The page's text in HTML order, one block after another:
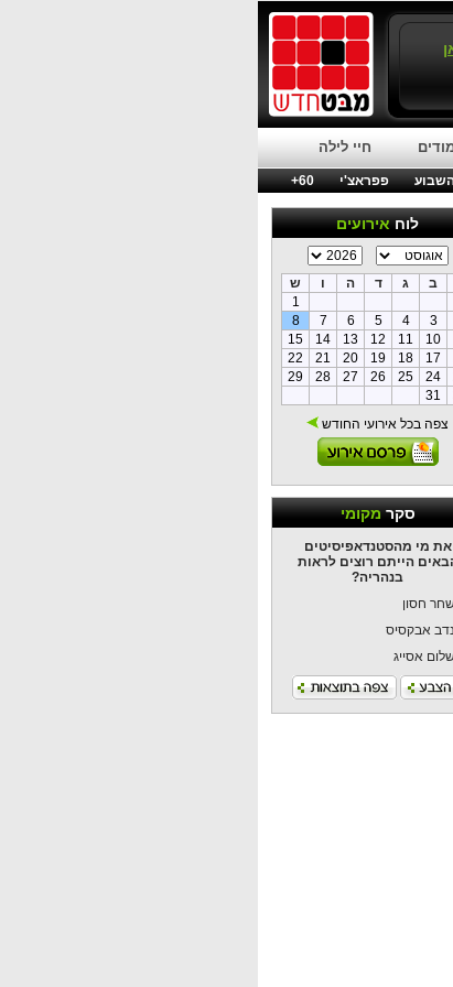
חיי לילה
פפראצ'י
60+
לוחאירועים
ב ג ד ה ו
ש
1
3
4
5
6
7
8
10
11
12
13
14
15
17
18
19
20
21
22
24
25
26
27
28
29
31
צפה בכל אירועי החודש
סקרמקומי
את מי מהסטנדאפיסיטים
הייתם רוצים לראות
בנהריה?
חסון
נדב אבקסיס
אסייג